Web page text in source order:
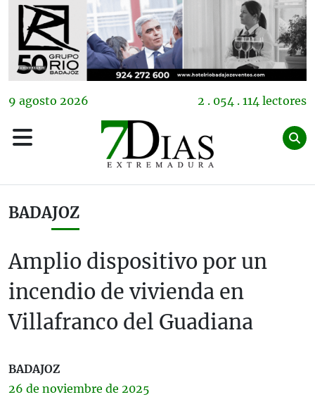
9 agosto 2026 2 . 054 . 114 lectores
BADAJOZ
Amplio dispositivo por un
incendio de vivienda en
Villafranco del Guadiana
BADAJOZ
26 de noviembre de 2025